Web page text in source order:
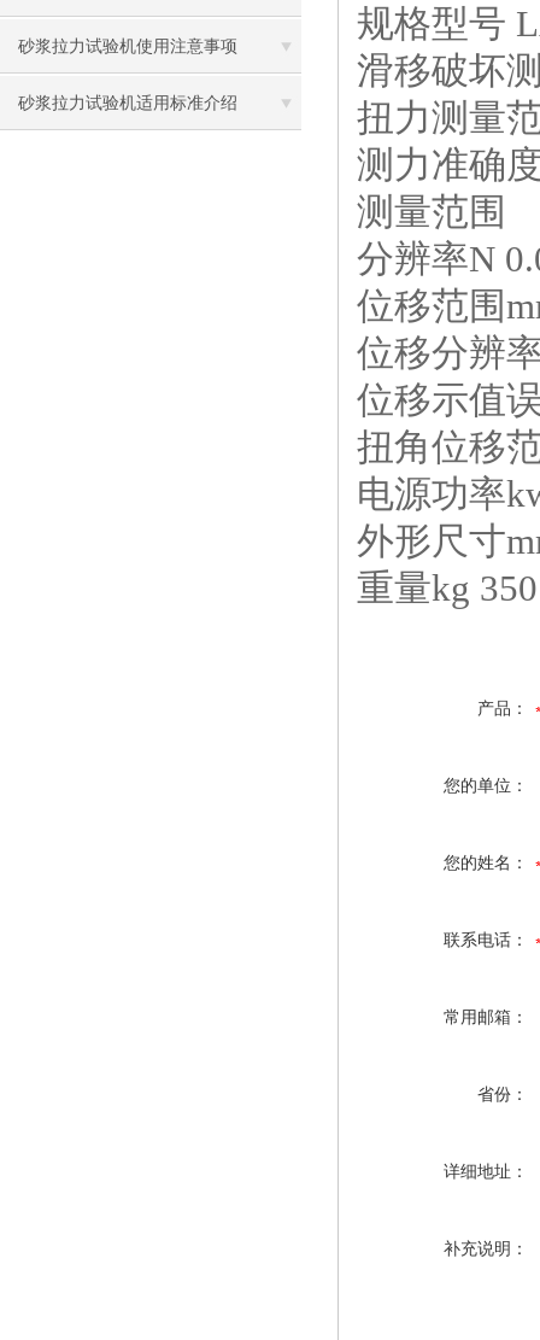
没有你不知道的
砂浆拉力试验机使用注意事项
砂浆拉力试验机适用标准介绍
规格型号
滑移破坏
扭力测量
测力准确
测量范围
分辨率N
位移范围
位移分辨
位移示值
扭角位移
电源功率
外形尺寸
重量kg 350
产品：
您的单位：
您的姓名：
联系电话：
常用邮箱：
省份：
详细地址：
补充说明：